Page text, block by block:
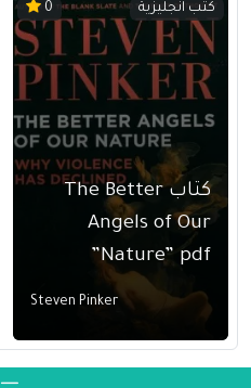
كتب انجليزية 0
كتاب The Better
Angels of Our
Nature” pdf”
Steven Pinker